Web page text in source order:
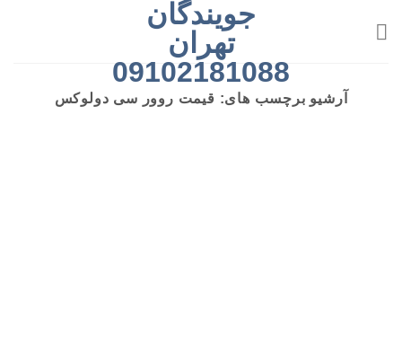
جویندگان
تهران
09102181088
آرشیو برچسب های: قیمت روور سی دولوکس